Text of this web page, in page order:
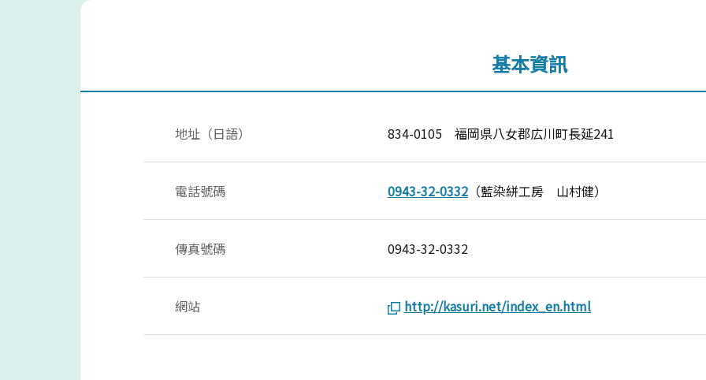
基本資訊
地址（日語） 834-0105 福岡県八女郡広川町長延241
電話號碼 0943-32-0332 （藍染絣工房 山村健）
傳真號碼 0943-32-0332
網站 http://kasuri.net/index_en.html